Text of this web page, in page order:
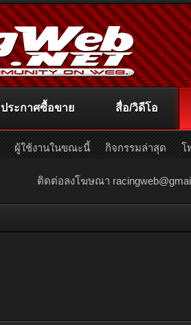
ติดต่อลงโฆษณา
ประกาศซื้อขาย สื่อ/วิดีโอ
ผู้ใช้งานในขณะนี้ กิจกรรมล่าสุด โ